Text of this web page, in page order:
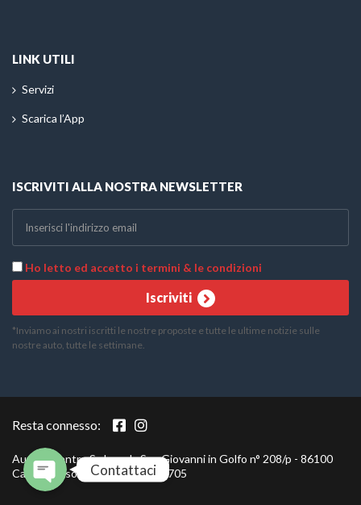
LINK UTILI
Servizi
Scarica l’App
ISCRIVITI ALLA NOSTRA NEWSLETTER
Ho letto ed accetto i termini & le condizioni
Iscriviti
*Inviamo ai nostri iscritti le nostre proposte e tutte le ultime notizie sulle
nostre auto, tutte le settimane.
Resta connesso:
Auto al Centro S.r.l. - c.da San Giovanni in Golfo n° 208/p - 86100
Campobasso - P.IVA 01798440705
Telefono
WhatsApp
Contattaci